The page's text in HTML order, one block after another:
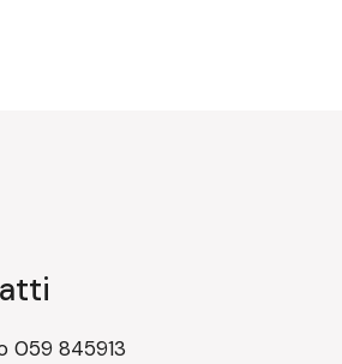
059 845913